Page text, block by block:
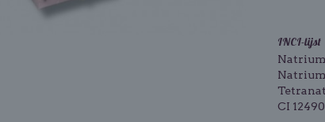
INCI-lijst
CI